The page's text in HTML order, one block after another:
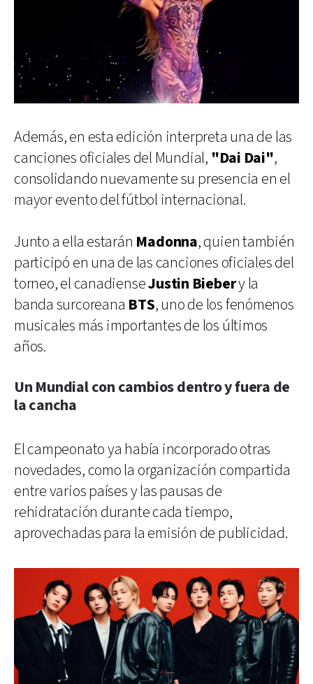
Además, en esta edición interpreta una de las
canciones oficiales del Mundial, "Dai Dai",
consolidando nuevamente su presencia en el
mayor evento del fútbol internacional.
Junto a ella estarán Madonna, quien también
participó en una de las canciones oficiales del
torneo, el canadienseJustin Biebery la
banda surcoreana BTS, uno de los fenómenos
musicales más importantes de los últimos
años.
Un Mundial con cambios dentro y fuera de
la cancha
El campeonato ya había incorporado otras
novedades, como la organización compartida
entre varios países y las pausas de
rehidratación durante cada tiempo,
aprovechadas para la emisión de publicidad.